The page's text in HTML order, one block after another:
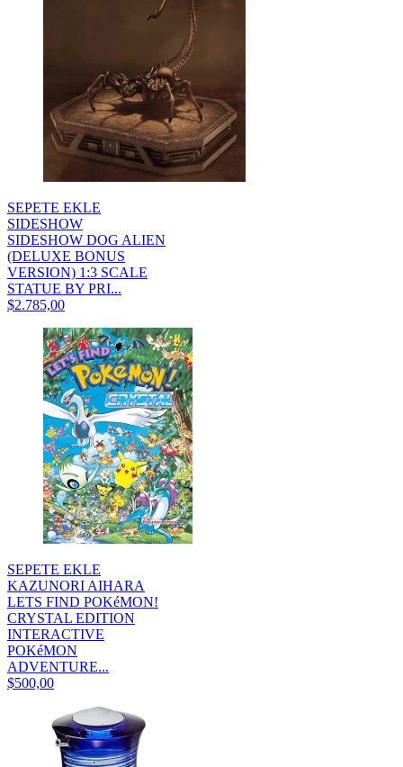
SEPETE EKLE
SIDESHOW
SIDESHOW DOG ALIEN
(DELUXE BONUS
VERSION) 1:3 SCALE
STATUE BY PRI...
$2.785,00
SEPETE EKLE
KAZUNORI AIHARA
LETS FIND POKéMON!
CRYSTAL EDITION
INTERACTIVE
POKéMON
ADVENTURE...
$500,00